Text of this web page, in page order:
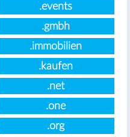
.events
.gmbh
.immobilien
.kaufen
.net
.one
.org